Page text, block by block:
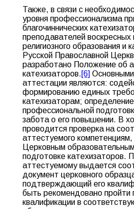
Также, в связи с
уровня профессионализма
благочиннических
преподавателей
религиозного образования и
Русской Православной
разработано Положение об
катехизаторов.[6]
аттестации являются:
формированию единых
катехизаторам;
профессиональной
забота о его повышении. В
проводится проверка на
аттестуемого
Церковным
подготовке катехизаторов.
аттестуемому выдается
документ церковного
подтверждающий его
быть рекомендовано
квалификации в